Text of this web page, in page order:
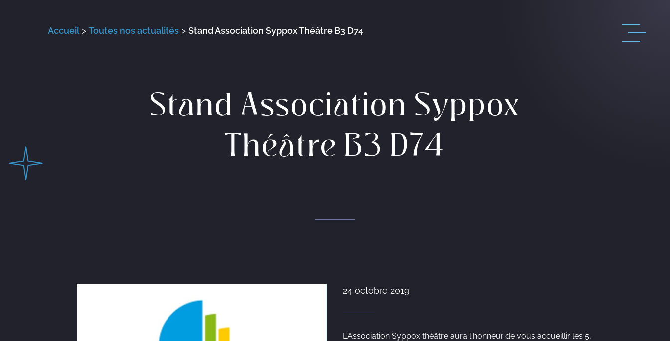
Accueil> Toutes nos actualités > Stand Association Syppox Théâtre B3 D74
Stand Association Syppox
Théâtre B3 D74
24 octobre 2019
L'Association Syppox théâtre aura l'honneur de vous accueillir les 5,